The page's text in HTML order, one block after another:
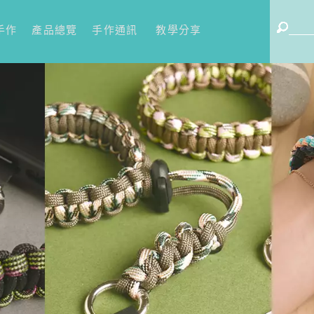
作 產品總覽 手作通訊 教學分享